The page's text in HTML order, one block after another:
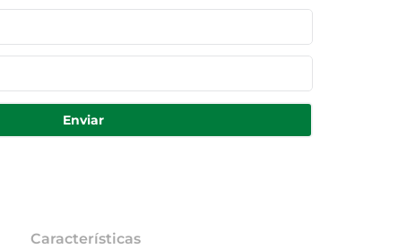
Enviar
Características